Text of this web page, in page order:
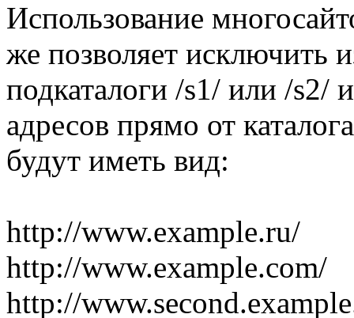
Использование
же позволяет исключить
подкаталоги /s1/ или /s2/
адресов прямо от
будут иметь вид:
http://www.example.ru/
http://www.example.com/
http://